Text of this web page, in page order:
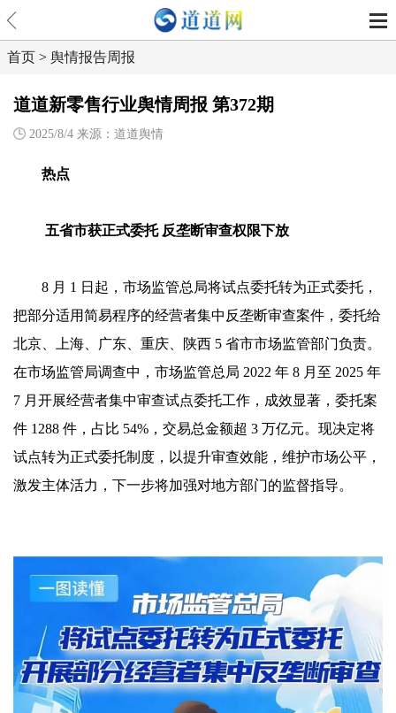
首页 > 舆情报告周报
道道新零售行业舆情周报 第372期
2025/8/4 来源：道道舆情
热点
五省市获正式委托 反垄断审查权限下放
8 月 1 日起，市场监管总局将试点委托转为正式委托，
把部分适用简易程序的经营者集中反垄断审查案件，委托给
北京、上海、广东、重庆、陕西 5 省市市场监管部门负责。
在市场监管局调查中，市场监管总局 2022 年 8 月至 2025 年
7 月开展经营者集中审查试点委托工作，成效显著，委托案
件 1288 件，占比 54%，交易总金额超 3 万亿元。现决定将
试点转为正式委托制度，以提升审查效能，维护市场公平，
激发主体活力，下一步将加强对地方部门的监督指导。